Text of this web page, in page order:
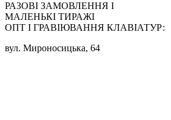
РАЗОВІ ЗАМОВЛЕННЯ І
МАЛЕНЬКІ ТИРАЖІ
ОПТ І ГРАВІЮВАННЯ КЛАВІАТУР:
вул. Мироносицька, 64